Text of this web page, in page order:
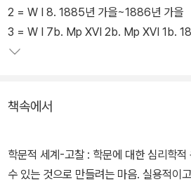
분야에 대해 니체가 사유한 단상들을 담고
활에서 느끼는 상념도 엿보게 한다.
통 형이상학이라는 거대한 체계를 파괴하
2 = W Ⅰ 8. 1885년 가을~1886년 가을
3 = W Ⅰ 7b. Mp ⅩⅥ 2b. Mp ⅩⅥ 1b.
책속에서
학문적 세계-고찰 : 학문에 대한 심리학
수 있는 것으로 만들려는 마음. 실용적이